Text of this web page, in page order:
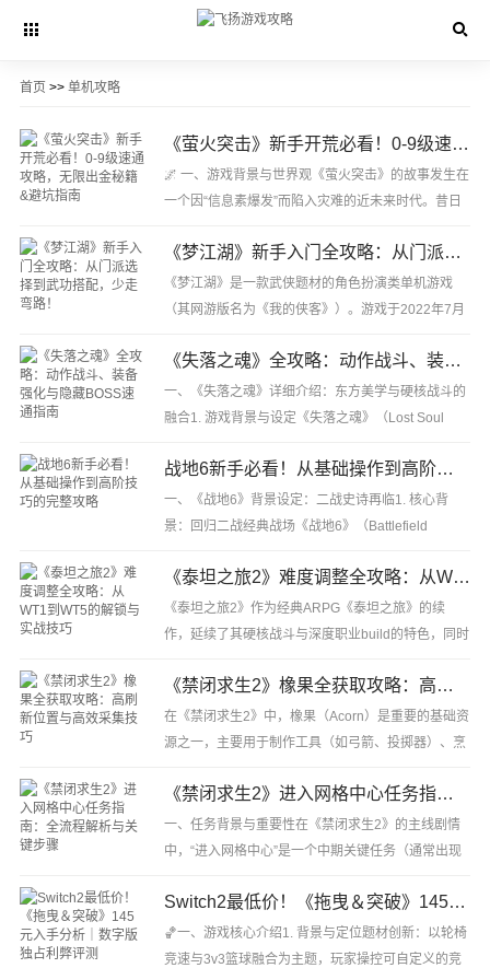
首页 >> 单机攻略
《萤火突击》新手开荒必看！0-9级速通攻略，无限出金秘籍&避坑指南
🌌 一、游戏背景与世界观《萤火突击》的故事发生在
一个因“信息素爆发”而陷入灾难的近未来时代。昔日
全非，危机四伏。玩家将扮演“萤火虫”特···
《梦江湖》新手入门全攻略：从门派选择到武功搭配，少走弯路！
《梦江湖》是一款武侠题材的角色扮演类单机游戏
（其网游版名为《我的侠客》）。游戏于2022年7月
戏由远征军劳模工作室开发。🗺️ 游戏背景与设定···
《失落之魂》全攻略：动作战斗、装备强化与隐藏BOSS速通指南
一、《失落之魂》详细介绍：东方美学与硬核战斗的
融合1. 游戏背景与设定《失落之魂》（Lost Soul
《铁拳》系列）独立开发，后与日本万代南梦宫合作
···
战地6新手必看！从基础操作到高阶技巧的完整攻略
一、《战地6》背景设定：二战史诗再临1. 核心背
景：回归二战经典战场《战地6》（Battlefield
发布的《战地2042》调整后，部分玩家仍习惯称新一
代二···
《泰坦之旅2》难度调整全攻略：从WT1到WT5的解锁与实战技巧
《泰坦之旅2》作为经典ARPG《泰坦之旅》的续
作，延续了其硬核战斗与深度职业build的特色，同时
需求（从新手练级到老手挑战极限）。以下从基础难
···
《禁闭求生2》橡果全获取攻略：高刷新位置与高效采集技巧
在《禁闭求生2》中，橡果（Acorn）是重要的基础资
源之一，主要用于制作工具（如弓箭、投掷器）、烹
分任务的关键材料。由于其分布具有一定规律性···
《禁闭求生2》进入网格中心任务指南：全流程解析与关键步骤
一、任务背景与重要性在《禁闭求生2》的主线剧情
中，“进入网格中心”是一个中期关键任务（通常出现
界的核心区域——“网格中心”（The Grid Hu···
Switch2最低价！《拖曳＆突破》145元入手分析｜数字版独占利弊评测
🏀一、游戏核心介绍1. 背景与定位题材创新：以轮椅
竞速与3v3篮球融合为主题，玩家操控可自定义的竞